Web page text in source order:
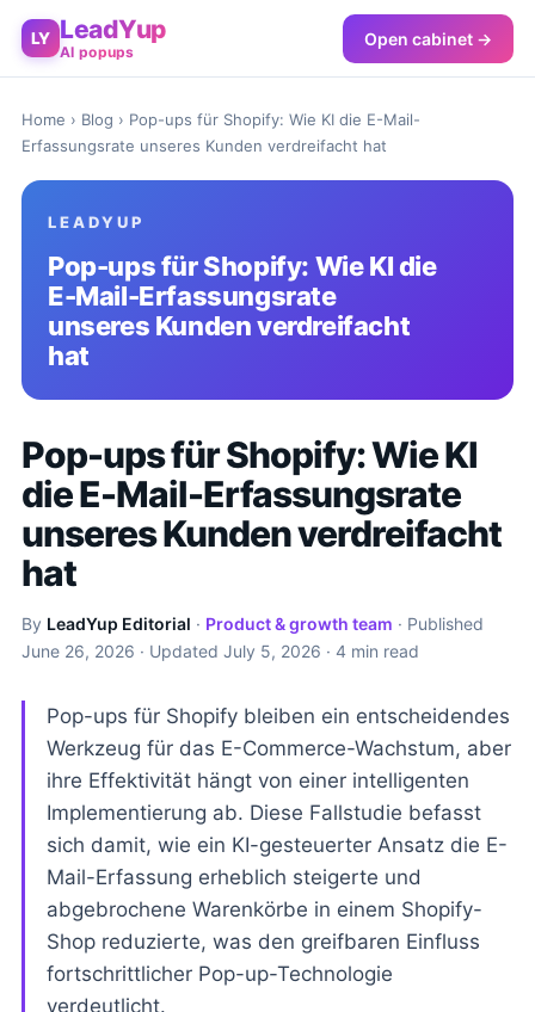
LY LeadYup
AI popups
Open cabinet →
Home › Blog › Pop-ups für Shopify: Wie KI die E-Mail-
Erfassungsrate unseres Kunden verdreifacht hat
LEADYUP
Pop-ups für Shopify: Wie KI die
E-Mail-Erfassungsrate
unseres Kunden verdreifacht
hat
Pop-ups für Shopify: Wie KI
die E-Mail-Erfassungsrate
unseres Kunden verdreifacht
hat
By LeadYup Editorial · Product & growth team · Published
June 26, 2026 · Updated July 5, 2026 · 4 min read
Pop-ups für Shopify bleiben ein entscheidendes
Werkzeug für das E-Commerce-Wachstum, aber
ihre Effektivität hängt von einer intelligenten
Implementierung ab. Diese Fallstudie befasst
sich damit, wie ein KI-gesteuerter Ansatz die E-
Mail-Erfassung erheblich steigerte und
abgebrochene Warenkörbe in einem Shopify-
Shop reduzierte, was den greifbaren Einfluss
fortschrittlicher Pop-up-Technologie
verdeutlicht.